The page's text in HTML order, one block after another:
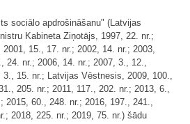
sociālo apdrošināšanu" (Latvijas
Kabineta Ziņotājs, 1997, 22. nr.;
15., 17. nr.; 2002, 14. nr.; 2003,
24. nr.; 2006, 14. nr.; 2007, 3., 12.,
3., 15. nr.; Latvijas Vēstnesis, 2009, 100.,
205. nr.; 2011, 117., 202. nr.; 2013, 6.,
2015, 60., 248. nr.; 2016, 197., 241.,
2018, 225. nr.; 2019, 75. nr.) šādu